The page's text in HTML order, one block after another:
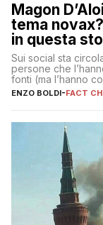
Magon
tema
in questa
Sui social sta
persone che
fonti (ma l’hanno
ENZO BOLDI-FACT